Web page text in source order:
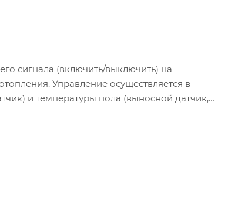
сигнала (включить/выключить) на
Управление осуществляется в
и температуры пола (выносной датчик,